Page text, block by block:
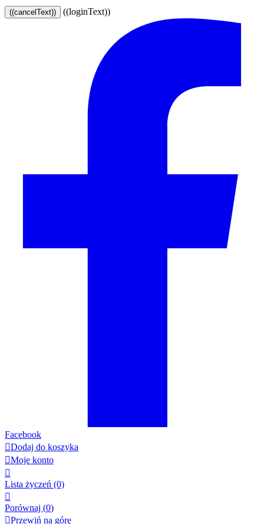
((cancelText)) ((loginText))
Facebook
Dodaj do koszyka
Moje konto

Lista życzeń (0)

Porównaj (0)
Przewiń na górę